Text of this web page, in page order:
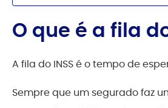
O que é a fila
A fila do INSS é o tempo de
Sempre que um segurado faz